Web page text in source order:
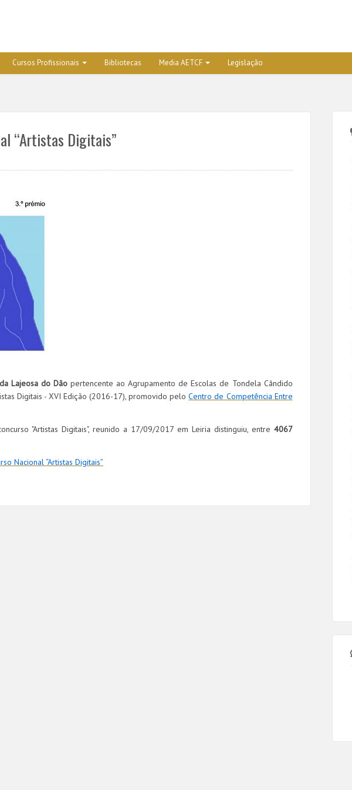
Cursos Profissionais Bibliotecas Media AETCF Legislação
“Artistas Digitais”
Lajeosa do Dãopertencente ao Agrupamento de Escolas de Tondela Cândido
Digitais - XVI Edição (2016-17), promovido peloCentro de Competência Entre
"Artistas Digitais", reunido a 17/09/2017 em Leiria distinguiu, entre 4067
Nacional “Artistas Digitais”